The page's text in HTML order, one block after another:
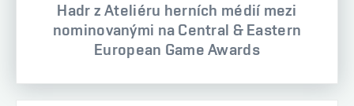
Hadr z Ateliéru herních médií mezi
nominovanými na Central & Eastern
European Game Awards